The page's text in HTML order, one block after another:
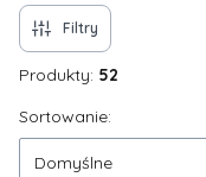
Filtry
Produkty: 52
Lista produktów
Sortowanie:
Domyślne